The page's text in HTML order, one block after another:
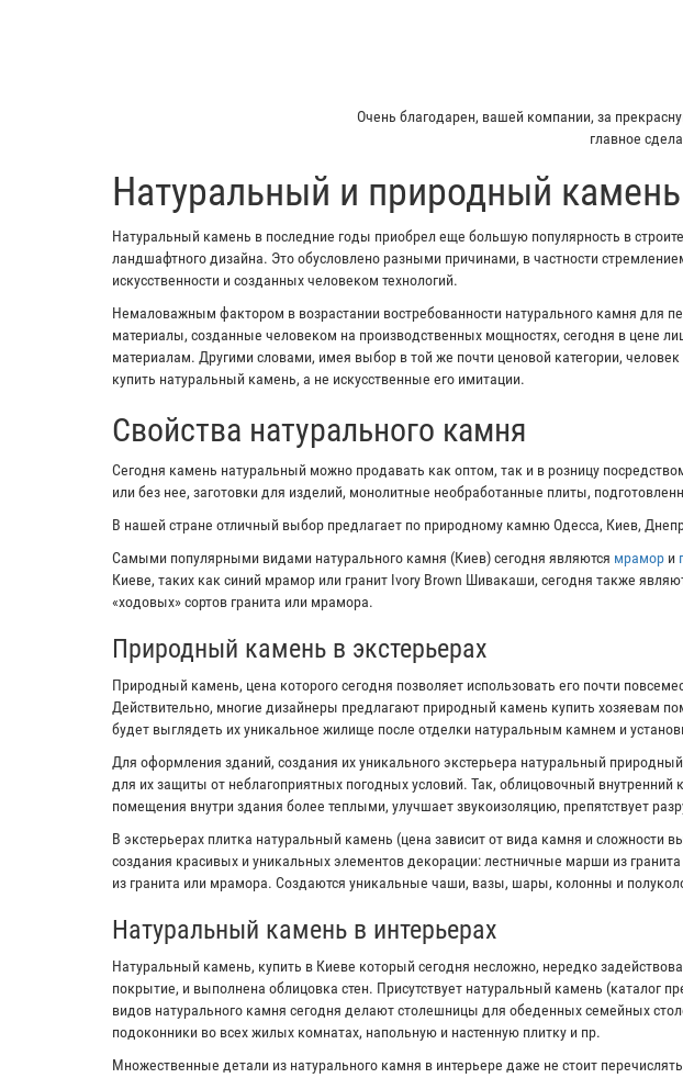
Очень благодарен, вашей компании, за
главное
​Натуральный и природный
Натуральный камень в последние годы приобрел еще большую популярность в
ландшафтного дизайна. Это обусловлено разными причинами, в частности
искусственности и созданных человеком технологий.
Немаловажным фактором в возрастании востребованности натурального камня для
материалы, созданные человеком на производственных мощностях, сегодня в цене
материалам. Другими словами, имея выбор в той же почти ценовой категории,
купить натуральный камень, а не искусственные его имитации.
Свойства натурального камня
Сегодня камень натуральный можно продавать как оптом, так и в розницу
или без нее, заготовки для изделий, монолитные необработанные плиты,
В нашей стране отличный выбор предлагает по природному камню Одесса, Киев,
Самыми популярными видами натурального камня (Киев) сегодня являются мрамор и
Киеве, таких как синий мрамор или гранит Ivory Brown Шивакаши, сегодня также
«ходовых» сортов гранита или мрамора.
Природный камень в экстерьерах
Природный камень, цена которого сегодня позволяет использовать его почти
Действительно, многие дизайнеры предлагают природный камень купить хозяевам
будет выглядеть их уникальное жилище после отделки натуральным камнем и
Для оформления зданий, создания их уникального экстерьера натуральный
для их защиты от неблагоприятных погодных условий. Так, облицовочный
помещения внутри здания более теплыми, улучшает звукоизоляцию, препятствует
В экстерьерах плитка натуральный камень (цена зависит от вида камня и сложности
создания красивых и уникальных элементов декорации: лестничные марши из
из гранита или мрамора. Создаются уникальные чаши, вазы, шары, колонны и
Натуральный камень в интерьерах
Натуральный камень, купить в Киеве который сегодня несложно, нередко
покрытие, и выполнена облицовка стен. Присутствует натуральный камень (каталог
видов натурального камня сегодня делают столешницы для обеденных семейных
подоконники во всех жилых комнатах, напольную и настенную плитку и пр.
Множественные детали из натурального камня в интерьере даже не стоит